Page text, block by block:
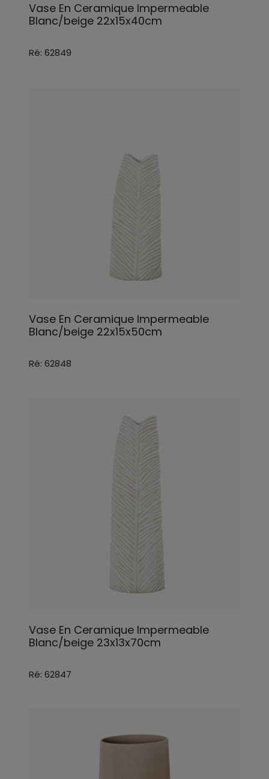
Vase En Ceramique Impermeable
Blanc/beige 22x15x40cm
Ré: 62849
Vase En Ceramique Impermeable
Blanc/beige 22x15x50cm
Ré: 62848
Vase En Ceramique Impermeable
Blanc/beige 23x13x70cm
Ré: 62847